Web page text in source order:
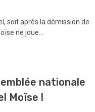
soit après la démission de
ne joue...
nationale
Moïse !